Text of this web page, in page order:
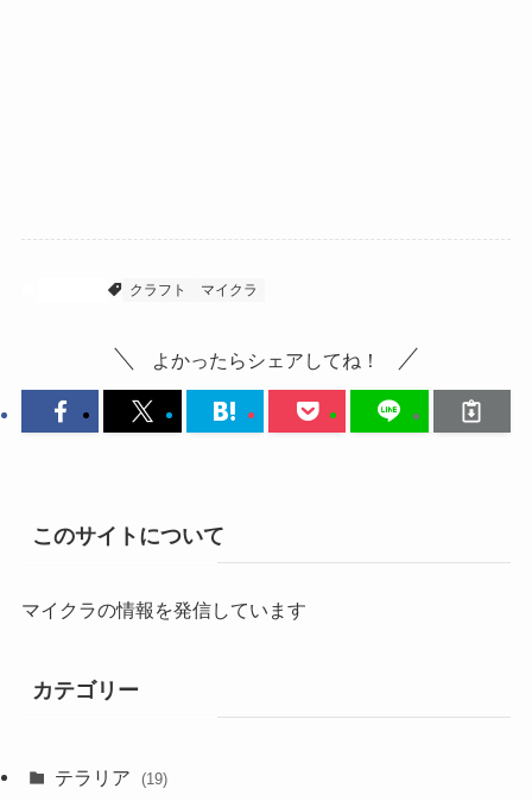
クラフト マイクラ
よかったらシェアしてね！
このサイトについて
マイクラの情報を発信しています
カテゴリー
テラリア (19)